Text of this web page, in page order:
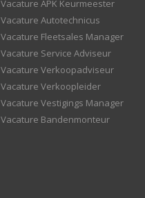
Vacature APK Keurmeester
Vacature Autotechnicus
Vacature Fleetsales Manager
Vacature Service Adviseur
Vacature Verkoopadviseur
Vacature Verkoopleider
Vacature Vestigings Manager
Vacature Bandenmonteur